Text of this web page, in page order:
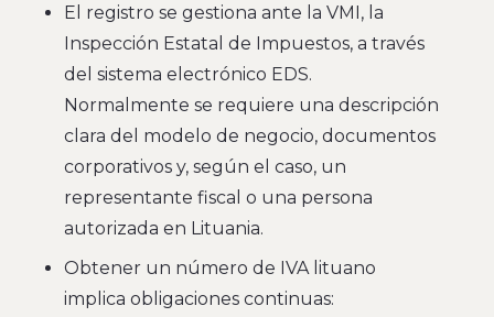
El registro se gestiona ante la VMI, la
Inspección Estatal de Impuestos, a través
del sistema electrónico EDS.
Normalmente se requiere una descripción
clara del modelo de negocio, documentos
corporativos y, según el caso, un
representante fiscal o una persona
autorizada en Lituania.
Obtener un número de IVA lituano
implica obligaciones continuas: